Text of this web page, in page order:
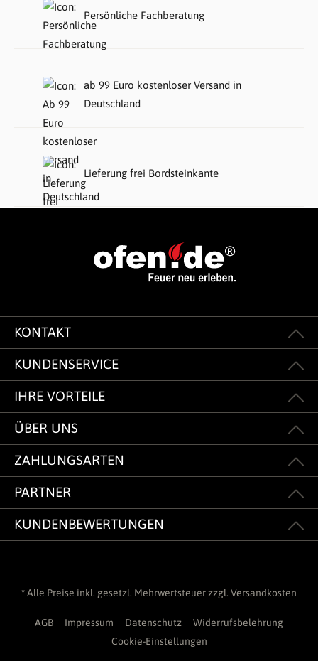
Persönliche Fachberatung
ab 99 Euro kostenloser Versand in
Deutschland
Lieferung frei Bordsteinkante
KONTAKT
KUNDENSERVICE
IHRE VORTEILE
ÜBER UNS
ZAHLUNGSARTEN
PARTNER
KUNDENBEWERTUNGEN
* Alle Preise inkl. gesetzl. Mehrwertsteuer zzgl. Versandkosten
AGB Impressum Datenschutz
Widerrufsbelehrung
Cookie-Einstellungen